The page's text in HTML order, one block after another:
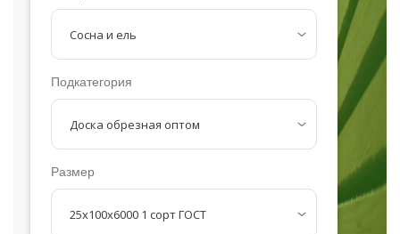
Подкатегория
Размер